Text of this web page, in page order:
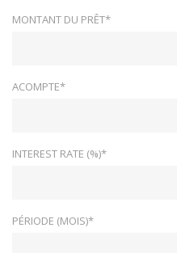
MONTANT DU PRÊT*
ACOMPTE*
INTEREST RATE (%)*
PÉRIODE (MOIS)*